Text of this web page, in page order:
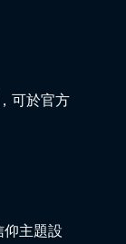
可於官方
仰主題設